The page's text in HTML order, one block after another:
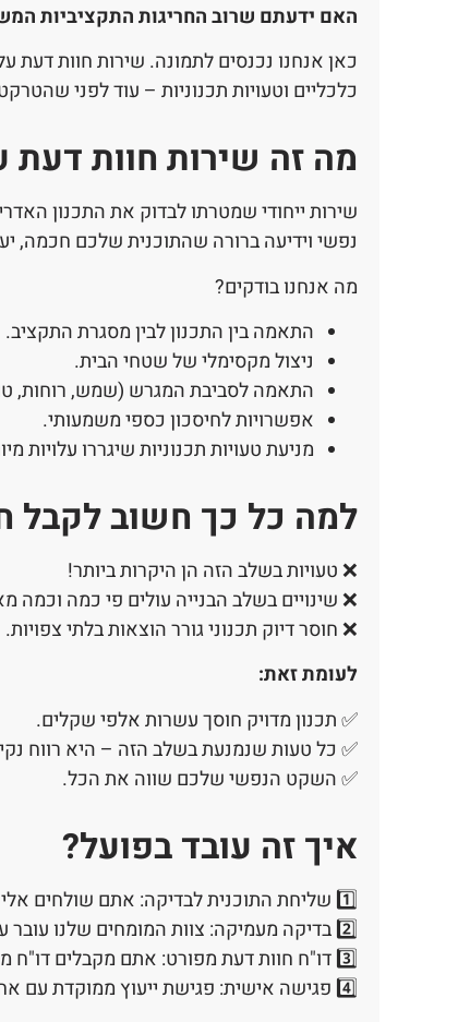
האם ידעתם שרוב החריגות התקציביות
כאן אנחנו נכנסים לתמונה. שירות חוות דעת
כלכליים וטעויות תכנוניות – עוד לפני
מה זה שירות חוות דעת
שירות ייחודי שמטרתו לבדוק את התכנון
נפשי וידיעה ברורה שהתוכנית שלכם חכמה,
מה אנחנו בודקים?
התאמה בין התכנון לבין מסגרת התקציב.
ניצול מקסימלי של שטחי הבית.
התאמה לסביבת המגרש (שמש, רוחות,
אפשרויות לחיסכון כספי משמעותי.
מניעת טעויות תכנוניות שיגררו עלויות
למה כל כך חשוב לקבל
❌ טעויות בשלב הזה הן היקרות ביותר!
❌ שינויים בשלב הבנייה עולים פי כמה וכמה
❌ חוסר דיוק תכנוני גורר הוצאות בלתי צפויות.
לעומת זאת:
✅ תכנון מדויק חוסך עשרות אלפי שקלים.
✅ כל טעות שנמנעת בשלב הזה – היא רווח
✅ השקט הנפשי שלכם שווה את הכל.
איך זה עובד בפועל?
1️⃣ שליחת התוכנית לבדיקה: אתם שולחים אלינו את תוכניות הסקיצות שלכם.
2️⃣ בדיקה מעמיקה: צוות המומחים שלנו עובר על התוכניות, מזהה בעיות אפשריות ומספק פתרונות.
3️⃣ דו"ח חוות דעת מפורט: אתם מקבלים דו"ח מסודר עם כל ההמלצות, ההערות והפתרונות לבעיות שהתגלו.
4️⃣ פגישה אישית: פגישת ייעוץ ממוקדת עם אחד המומחים שלנו, כדי להסביר את הדו"ח ולענות על כל שאלה.